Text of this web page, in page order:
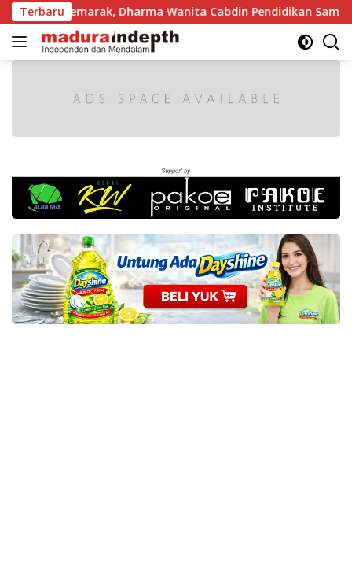
Langsung
ke
konten
Terbaru
Semarak, Dharma Wanita Cabdin Pendidikan Sampang